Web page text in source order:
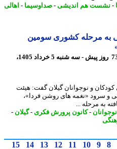
هم اندیشی-صداوسیما-اهالی
به مرحله کشوری سومین
73 روز پیش - سه شنبه 5 خرداد 1405،
و نوجوانان گیلان گفت: هیئت
«نغمه های روشن فردا»،
مرحله ...
-کانون پرورش فکری- گیلان-
9
10
11
12
13
14
15